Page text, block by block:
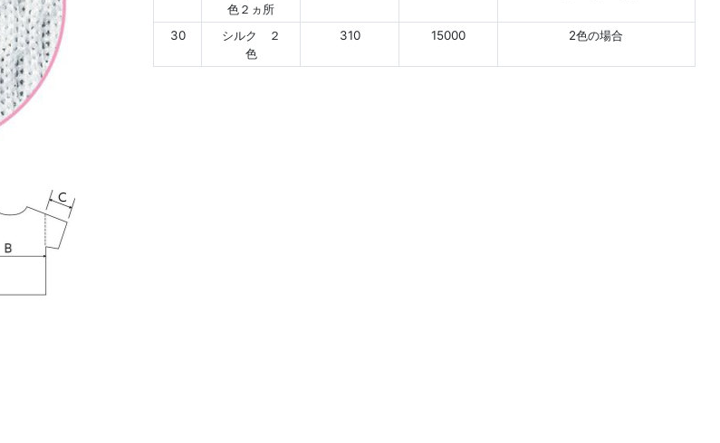
色２ヵ所
30
シルク ２
色
310 15000 2色の場合